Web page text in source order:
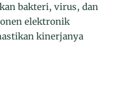
bakteri, virus, dan
elektronik
kinerjanya